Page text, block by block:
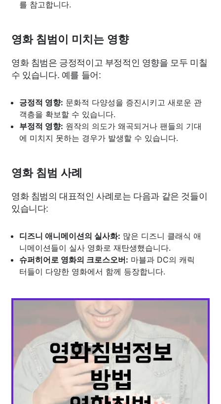
를 참고합니다.
영화 침범이 미치는 영향
영화 침범은 긍정적이고 부정적인 영향을 모두 미칠
수 있습니다. 예를 들어:
긍정적 영향: 문화적 다양성을 증진시키고 새로운 관
객층을 확보할 수 있습니다.
부정적 영향: 원작의 의도가 왜곡되거나 팬들의 기대
에 미치지 못하는 경우가 발생할 수 있습니다.
영화 침범 사례
영화 침범의 대표적인 사례로는 다음과 같은 것들이
있습니다:
디즈니 애니메이션의 실사화: 많은 디즈니 클래식 애
니메이션들이 실사 영화로 재탄생했습니다.
슈퍼히어로 영화의 크로스오버: 마블과 DC의 캐릭
터들이 다양한 영화에서 함께 등장합니다.